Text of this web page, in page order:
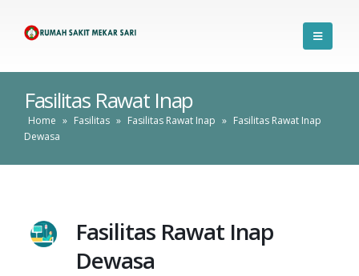
Fasilitas Rawat Inap
Home » Fasilitas » Fasilitas Rawat Inap » Fasilitas Rawat Inap
Dewasa
Fasilitas Rawat Inap
Dewasa